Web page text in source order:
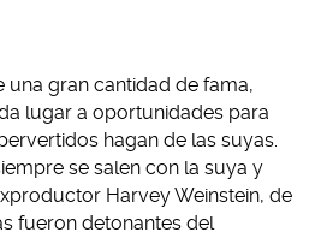
una gran cantidad de fama,
lugar a oportunidades para
hagan de las suyas.
se salen con la suya y
Harvey Weinstein, de
fueron detonantes del